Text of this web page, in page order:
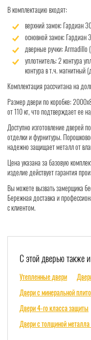
В комплектацию входят:
верхний замок: Гардиан
основной замок: Гардиан
дверные ручки: Armadillo
уплотнитель: 2 контура
контура в т.ч. магнитный
Комплектация рассчитана на
Размер двери по коробке:
от 110 кг, что подтверждает ее
Доступно изготовление дверей
отделки и фурнитуры.
надежно защищает металл от
Цена указана за базовую
изделие действует гарантия
Вы можете вызвать замерщика
Бережная доставка и
с клиентом.
С этой дверью также
Утепленные двери
Двери с минеральной
Двери 4-го класса защиты
Двери с толщиной